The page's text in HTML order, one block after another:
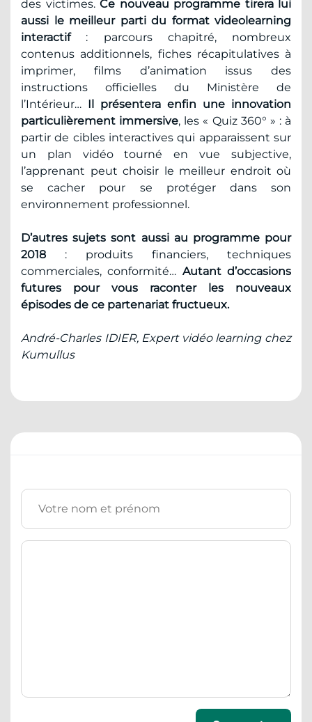
des victimes. Ce nouveau programme tirera lui
aussi le meilleur parti du format videolearning
interactif: parcours chapitré, nombreux
contenus additionnels, fiches récapitulatives à
imprimer, films d’animation issus des
instructions officielles du Ministère de
l’Intérieur… Il présentera enfin une innovation
particulièrement immersive, les « Quiz 360° » : à
partir de cibles interactives qui apparaissent sur
un plan vidéo tourné en vue subjective,
l’apprenant peut choisir le meilleur endroit où
se cacher pour se protéger dans son
environnement professionnel.
D’autres sujets sont aussi au programme pour
2018 : produits financiers, techniques
commerciales, conformité… Autant d’occasions
futures pour vous raconter les nouveaux
épisodes de ce partenariat fructueux.
André-Charles IDIER, Expert vidéo learning chez
Kumullus